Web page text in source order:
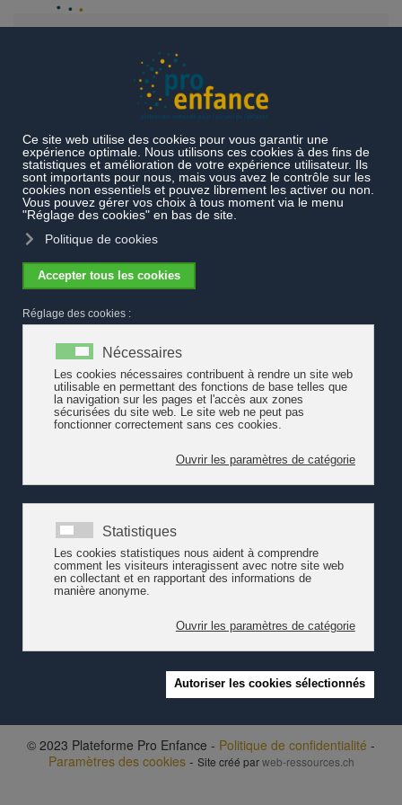
Le canton de Fribourg ouvre une filière
éducateur·trice de l'enfance
Le canton de Fribourg ouvre une filière
éducateur·trice de l'enfance
L'Ecole professionnelle Santé - Social ESSG de Fribourg propose
l’enfance ES. La première volée concerne
d’emploi. Au vu de l'état des lieux mené parpro enfance, le
canton peut s'en réjouir.
L'exigence d'une telle opportunité était revendiquée de longue
date notamment par la Fédération des crèches et garderies
fribourgeoises (FCGF); les exigences de professionnalisation
pour répondre aux besoins de la sociétéen matière d'accueil de
éducatrices de l’enfance au bénéfice d’un diplôme d’une Ecole
enfanceà Fribourgen septembre 2016. Jusqu'ici, la ESSG
formait assistantes et des assistants socio-éducatif CFC.
Voir lespremières conclusionsde l'état des lieux mené par
enfance.
© 2023 Plateforme Pro Enfance - Politique de confidentialité -
Paramètres des cookies- Site créé parweb-ressources.ch